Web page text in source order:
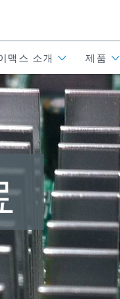
맥스 소개 제품